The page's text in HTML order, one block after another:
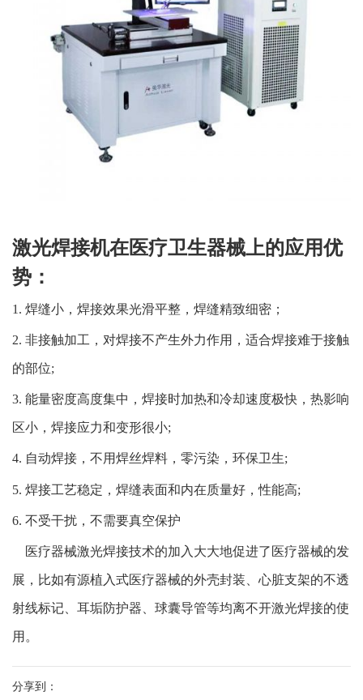
激光焊接机在医疗卫生器械上的应用优
势：
1. 焊缝小，焊接效果光滑平整，焊缝精致细密；
2. 非接触加工，对焊接不产生外力作用，适合焊接难于接触
的部位;
3. 能量密度高度集中，焊接时加热和冷却速度极快，热影响
区小，焊接应力和变形很小;
4. 自动焊接，不用焊丝焊料，零污染，环保卫生;
5. 焊接工艺稳定，焊缝表面和内在质量好，性能高;
6. 不受干扰，不需要真空保护
医疗器械激光焊接技术的加入大大地促进了医疗器械的发
展，比如有源植入式医疗器械的外壳封装、心脏支架的不透
射线标记、耳垢防护器、球囊导管等均离不开激光焊接的使
用。
分享到：